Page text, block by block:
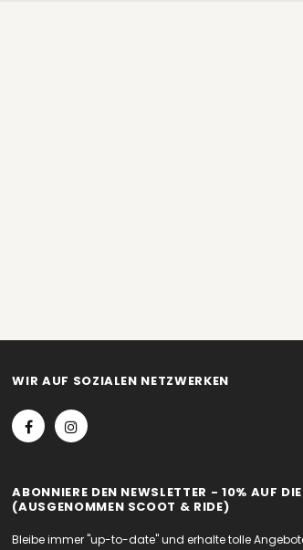
WIR AUF SOZIALEN NETZWERKEN
ABONNIERE DEN NEWSLETTER - 10% AUF
(AUSGENOMMEN SCOOT & RIDE)
Bleibe immer "up-to-date" und erhalte tolle